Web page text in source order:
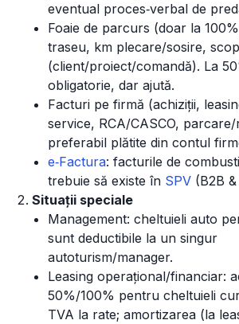
eventual proces‑verbal de
Foaie de parcurs (doar la
traseu, km plecare/sosire, scop
(client/proiect/comandă). La
obligatorie, dar ajută.
Facturi pe firmă (achiziții,
service, RCA/CASCO,
preferabil plătite din contul
e‑Factura: facturile de
trebuie să existe în SPV (B2B
Situații speciale
Management: cheltuieli auto
sunt deductibile la un singur
autoturism/manager.
Leasing operațional/financiar:
50%/100% pentru cheltuieli
TVA la rate; amortizarea (la